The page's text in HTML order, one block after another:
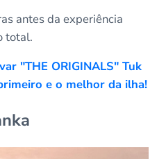
antes da experiência
total.
"THE ORIGINALS" Tuk
e o melhor da ilha!